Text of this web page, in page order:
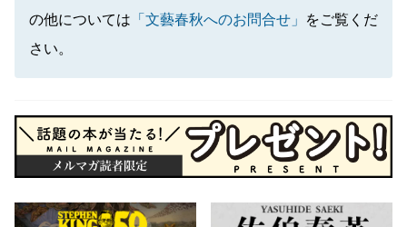
の他については 「文藝春秋へのお問合せ」
をご覧くだ
さい。